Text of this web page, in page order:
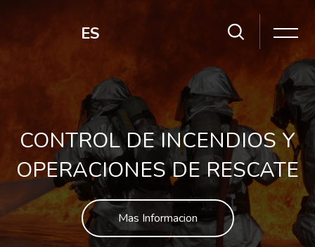
ES
CONTROL DE INCENDIOS Y
OPERACIONES DE RESCATE
Mas Informacion